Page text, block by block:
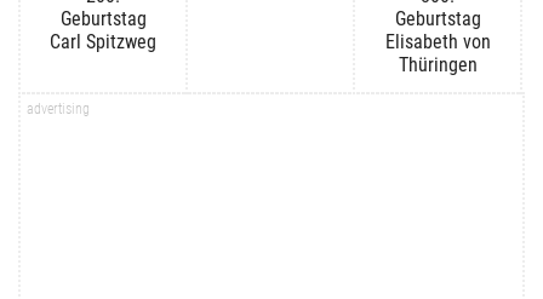
Geburtstag
Carl Spitzweg
Geburtstag
Elisabeth von
Thüringen